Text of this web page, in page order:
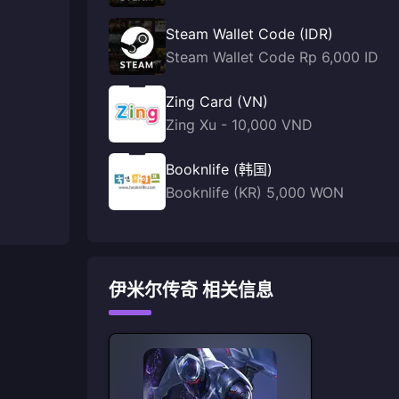
Steam Wallet Code (IDR)
Steam Wallet Code Rp 6,000 ID
Zing Card (VN)
Zing Xu - 10,000 VND
Booknlife (韩国)
Booknlife (KR) 5,000 WON
伊米尔传奇 相关信息